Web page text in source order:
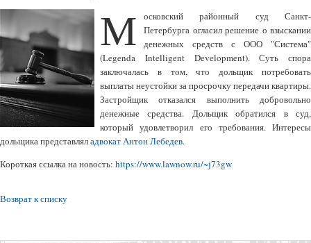
М
осковский районный суд Санкт-
Петербурга огласил решение о взыскании
денежных средств с ООО "Система"
(Legenda Intelligent Development). Суть спора
заключалась в том, что дольщик потребовать
выплаты неустойки за просрочку передачи квартиры.
Застройщик отказался выполнить добровольно
денежные средства. Дольщик обратился в суд,
который удовлетворил его требования. Интересы
дольщика представляладвокат Антон Лебедев.
Короткая ссылка на новость: https://www.lawnow.ru/~j73gw
Возврат к списку